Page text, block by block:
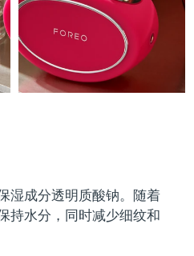
湿成分透明质酸钠。随着
持水分，同时减少细纹和
treatments
IPL hair removal
Cooling Prep Gel
body
brush
serum
2 plus
LED therapy
2
眼部护理
eyes & lips
line smoothing device
.
massager
预计送达日期 8/10/26
预计送达日期 8/14/26
预计送达日期8/10/26
预计送达日期 8/11/26